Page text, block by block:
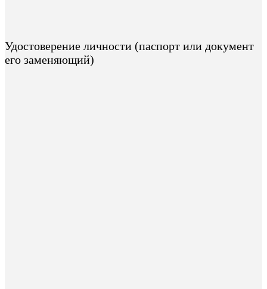
Удостоверение личности (паспорт или документ
его заменяющий)